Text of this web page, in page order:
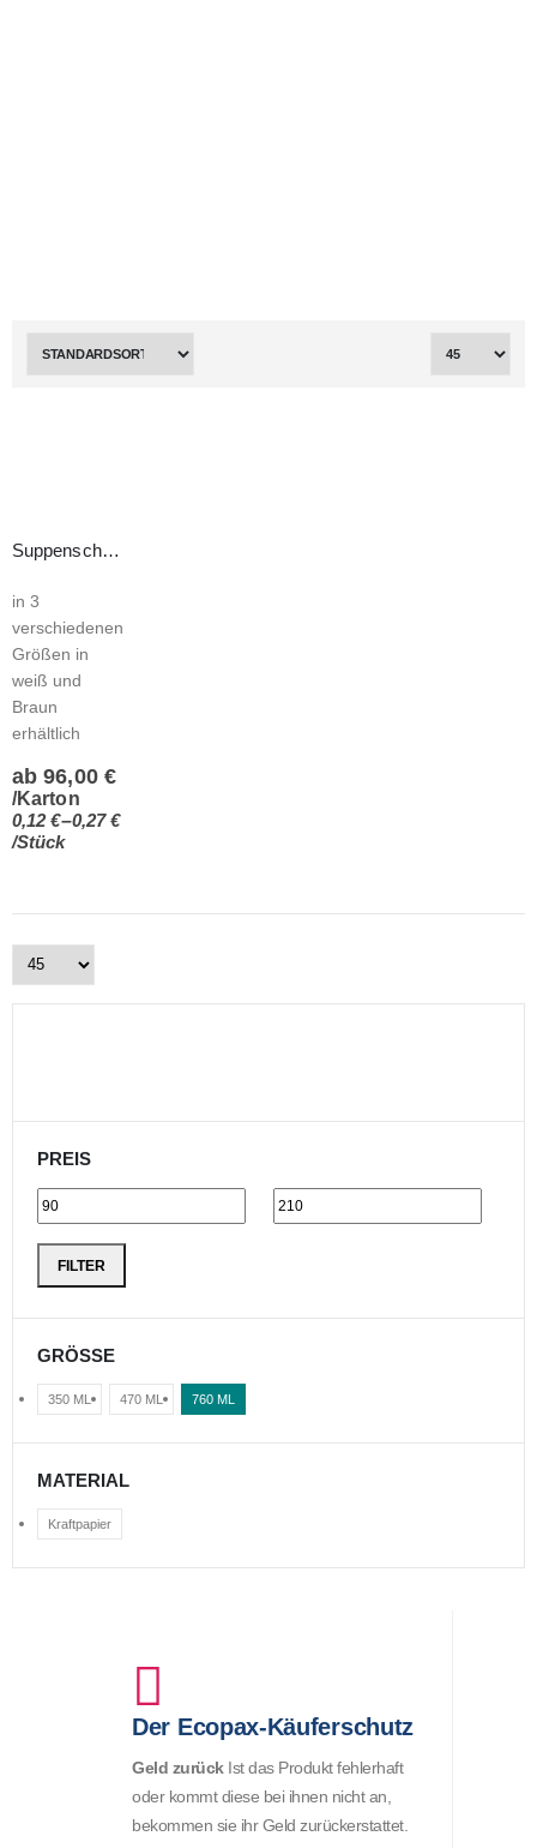
Suppenschüssel & Deckel aus Karftpapier
in 3
verschiedenen
Größen in
weiß und
Braun
erhältlich
ab96,00 €
/Karton
0,12€–0,27€
/Stück
PREIS
FILTER
GRÖSSE
350 ML 470 ML 760 ML
MATERIAL
Kraftpapier
Der Ecopax-Käuferschutz
Geld zurückIst das Produkt fehlerhaft
oder kommt diese bei ihnen nicht an,
bekommen sie ihr Geld zurückerstattet.